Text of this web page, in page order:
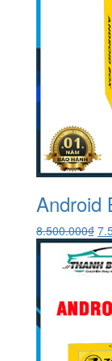
Android
8.500.000₫
là: